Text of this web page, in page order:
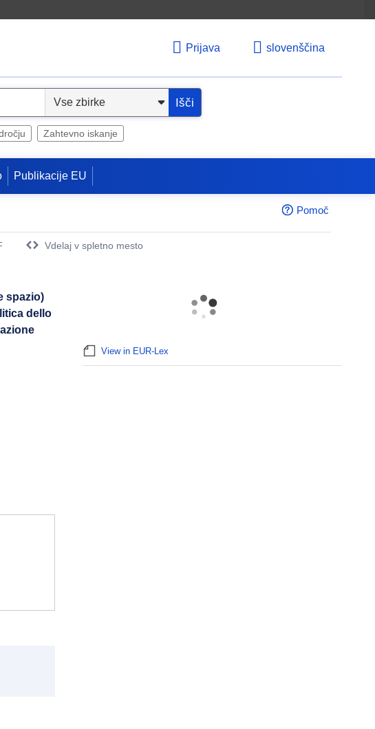
Prijava slovenščina
Išči
Zahtevno iskanje
Publikacije EU
Pomoč
Vdelaj v spletno mesto
spazio)
dello
View in EUR-Lex